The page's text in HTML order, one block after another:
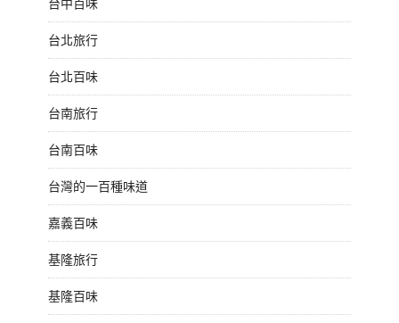
台北旅行
台北百味
台南旅行
台南百味
台灣的一百種味道
嘉義百味
基隆旅行
基隆百味